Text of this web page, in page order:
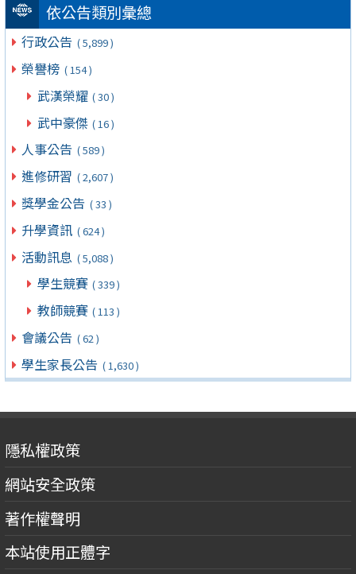
依公告類別彙總
行政公告 ( 5,899 )
榮譽榜 ( 154 )
武漢榮耀 ( 30 )
武中豪傑 ( 16 )
人事公告 ( 589 )
進修研習 ( 2,607 )
獎學金公告 ( 33 )
升學資訊 ( 624 )
活動訊息 ( 5,088 )
學生競賽 ( 339 )
教師競賽 ( 113 )
會議公告 ( 62 )
學生家長公告 ( 1,630 )
隱私權政策
網站安全政策
著作權聲明
本站使用正體字